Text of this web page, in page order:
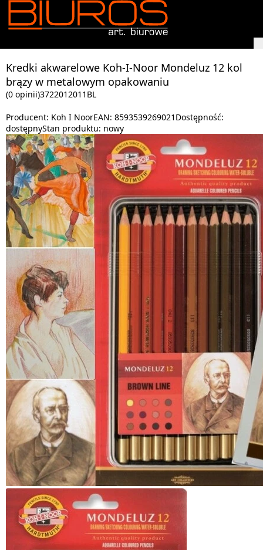
Kredki akwarelowe Koh-I-Noor Mondeluz 12 kol
brązy w metalowym opakowaniu
(0 opinii)3722012011BL
Producent: Koh I NoorEAN: 8593539269021 Dostępność:
dostępnyStan produktu: nowy